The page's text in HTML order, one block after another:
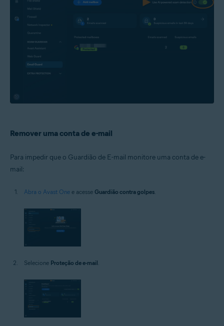
Remover uma conta de e-mail
Para impedir que o Guardião de E-mail monitore uma conta de e-
mail:
Abra o Avast One e acesse Guardião contra golpes.
Selecione Proteção de e-mail.